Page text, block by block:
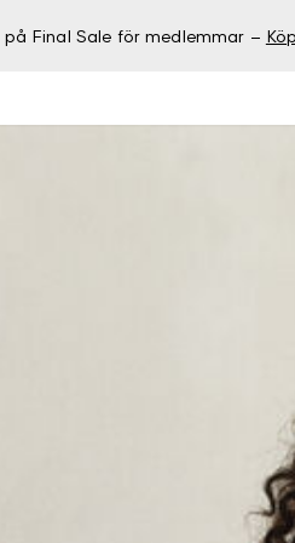
Final Sale för medlemmar –